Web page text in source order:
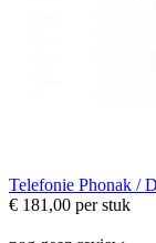
Telefonie Phonak /
€ 181,00 per stuk